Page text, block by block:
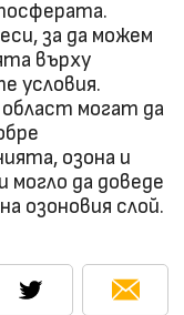
за да можем
върху
условия.
могат да
озона и
да доведе
озоновия слой.